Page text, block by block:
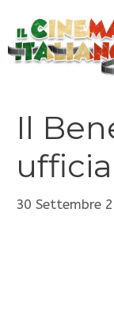
contenuto
Il
30 Settembre